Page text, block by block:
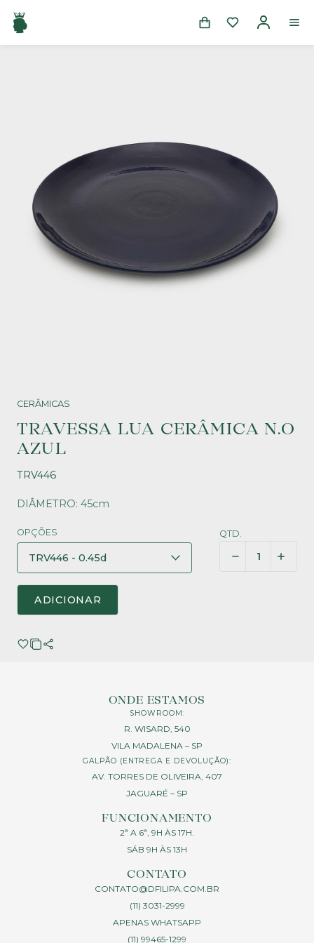
CERÂMICAS
TRAVESSA LUA CERÂMICA N.O
AZUL
TRV446
DIÂMETRO: 45cm
OPÇÕES QTD.
ADICIONAR
ONDE ESTAMOS
SHOWROOM:
R. WISARD, 540
VILA MADALENA – SP
GALPÃO (ENTREGA E DEVOLUÇÃO):
AV. TORRES DE OLIVEIRA, 407
JAGUARÉ – SP
FUNCIONAMENTO
2ª A 6ª, 9H ÀS 17H.
SÁB 9H ÀS 13H
CONTATO
CONTATO@DFILIPA.COM.BR
(11) 3031-2999
APENAS WHATSAPP
(11) 99465-1299